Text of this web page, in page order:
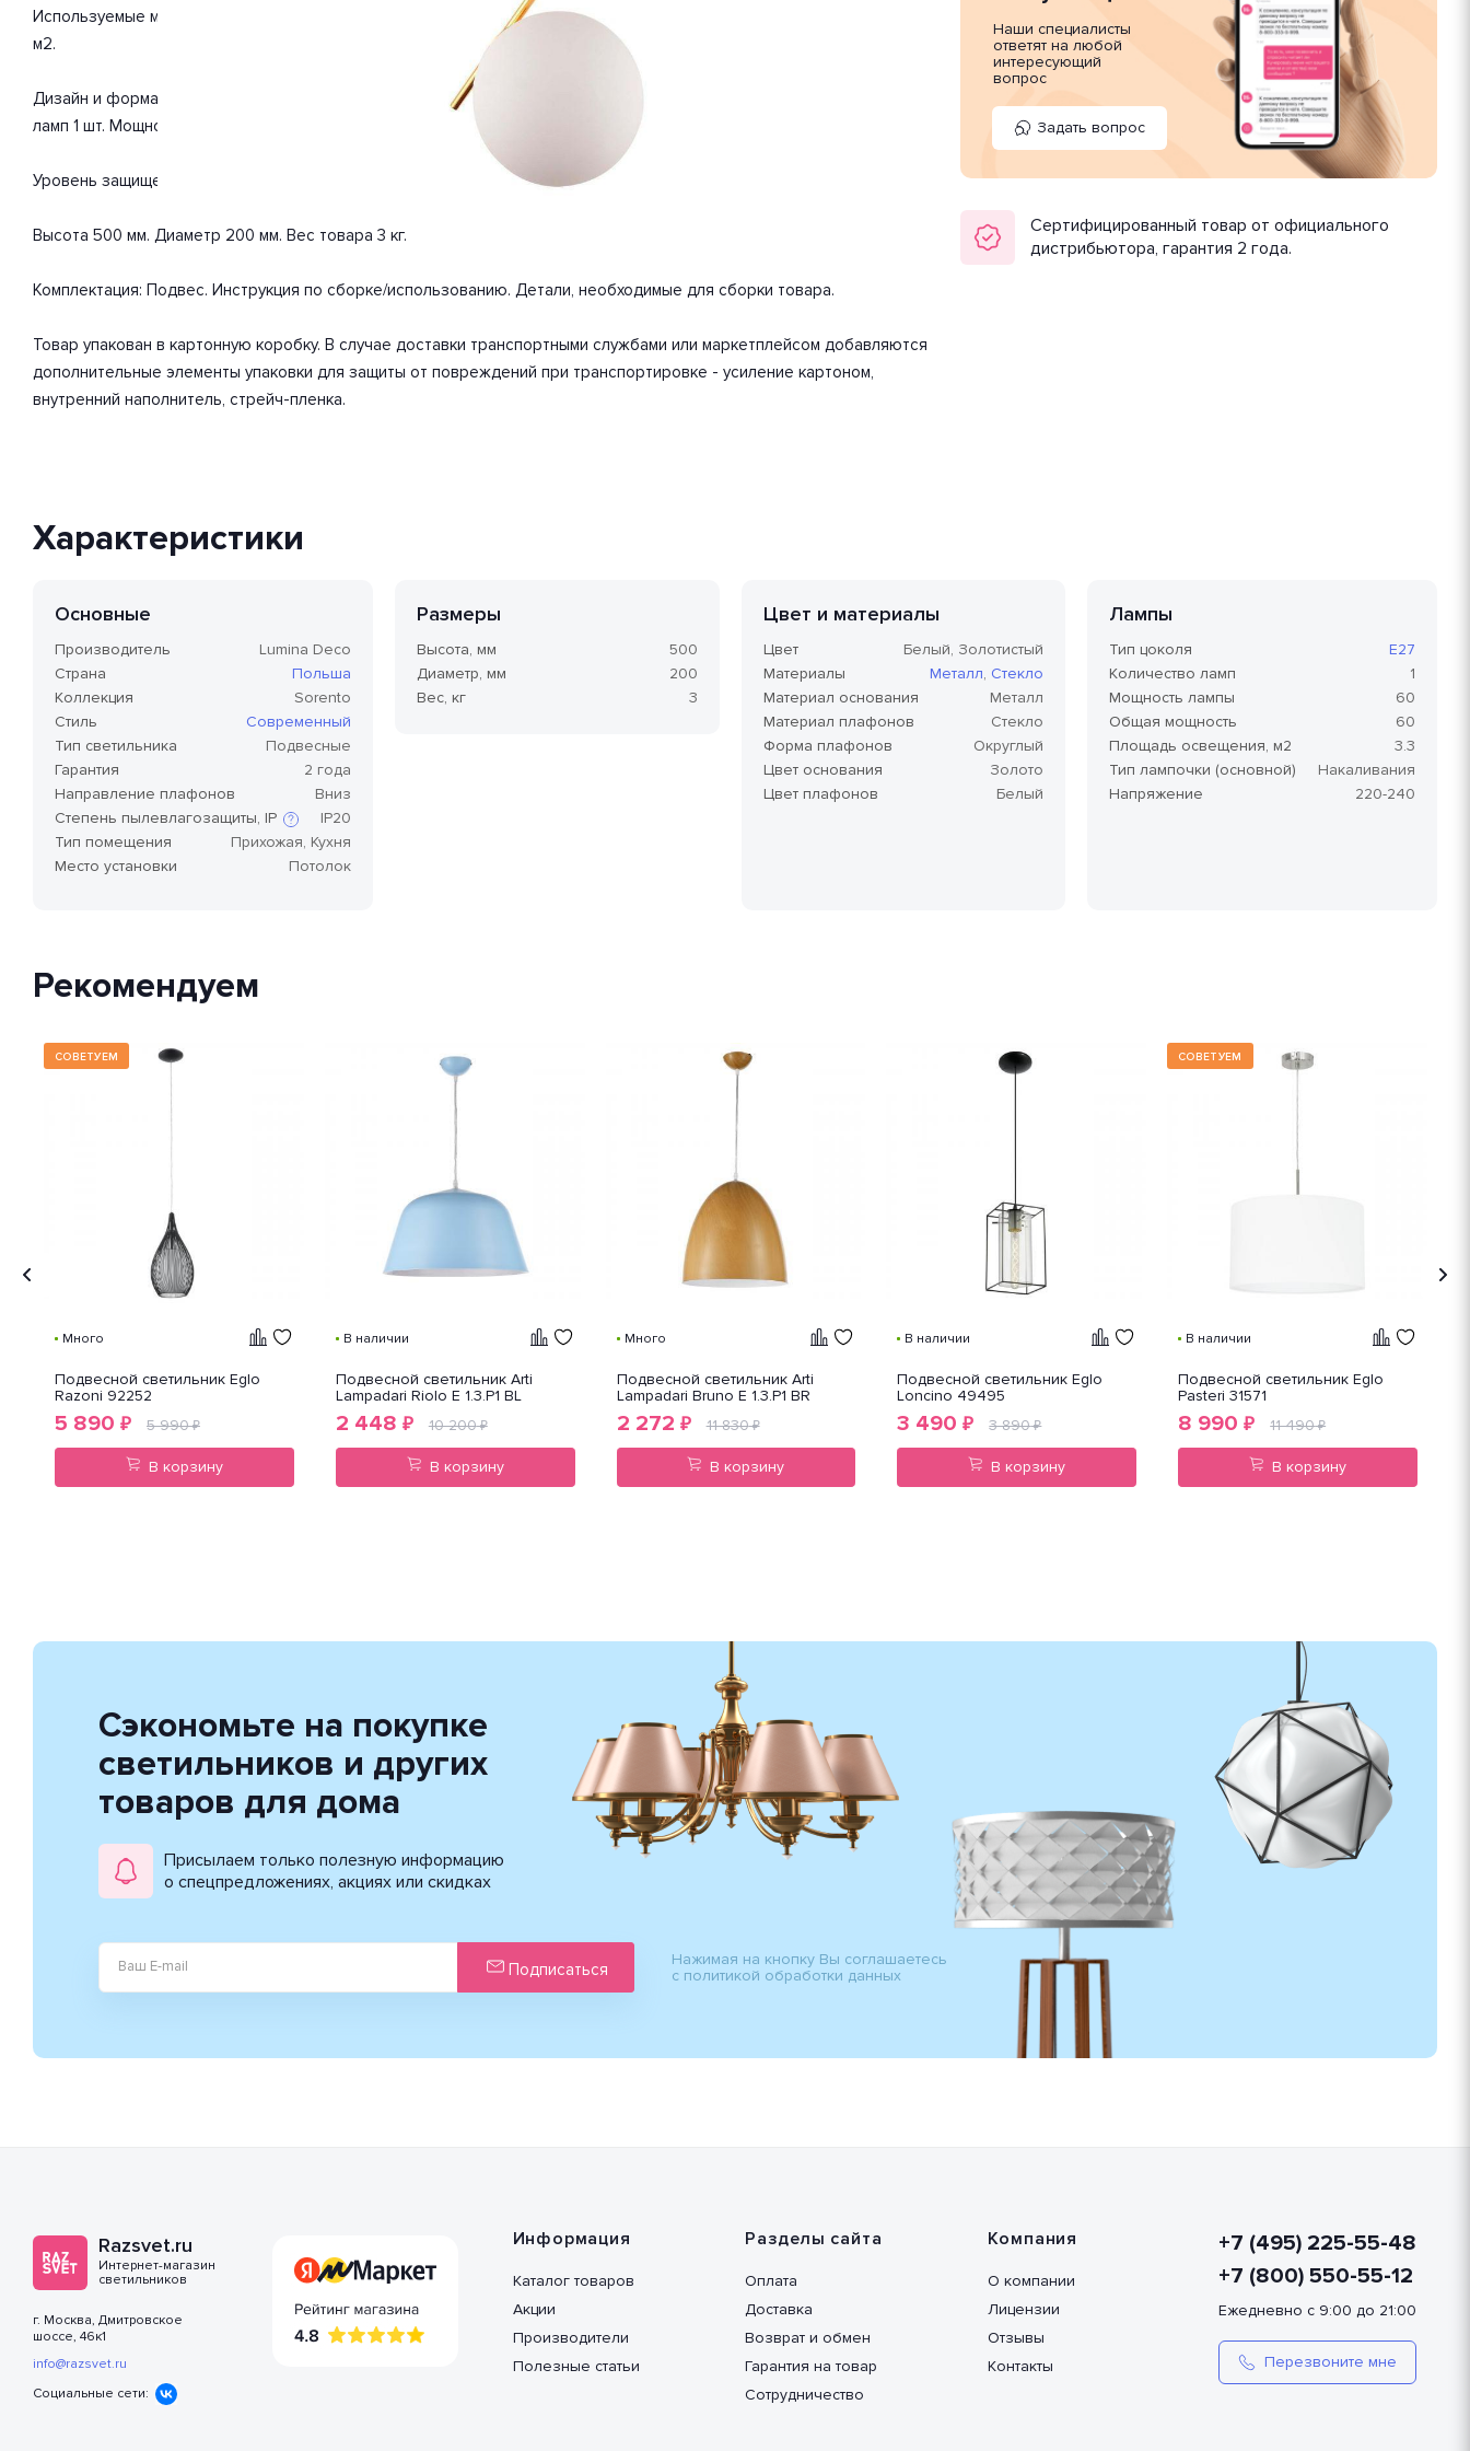
Используемые материалы: металл, стекло. С учетом технических характеристик мощности хватит для освещения 3.3
м2.
Дизайн и форма плафона округлый. Направление плафонов вниз. Цоколь E27. Вид ламп: накаливания. Количество
ламп 1 шт. Мощность одной лампы составляет 60 Вт. Общая мощность 60 Вт. Напряжение 220-240 Вольт.
Уровень защищенности от влаги и пыли IP20. Расширенная гарантия на товар 2 года.
Высота 500 мм. Диаметр 200 мм. Вес товара 3 кг.
Комплектация: Подвес. Инструкция по сборке/использованию. Детали, необходимые для сборки товара.
Товар упакован в картонную коробку. В случае доставки транспортными службами или маркетплейсом добавляются
дополнительные элементы упаковки для защиты от повреждений при транспортировке - усиление картоном,
внутренний наполнитель, стрейч-пленка.
Наши специалисты
ответят на любой
интересующий
вопрос
Задать вопрос
Сертифицированный товар от официального
дистрибьютора, гарантия 2 года.
Характеристики
Основные
Производитель
Lumina Deco
Страна
Польша
Коллекция
Sorento
Стиль
Современный
Тип светильника
Подвесные
Гарантия
2 года
Направление плафонов
Вниз
Степень пылевлагозащиты, IP
международный стандарт
классификации способов
нежелательных объектов и
IP20
Тип помещения
Прихожая, Кухня
Место установки
Потолок
Размеры
Высота, мм
500
Диаметр, мм
200
Вес, кг
3
Цвет и материалы
Цвет
Белый, Золотистый
Материалы
Металл, Стекло
Материал основания
Металл
Материал плафонов
Стекло
Форма плафонов
Округлый
Цвет основания
Золото
Цвет плафонов
Белый
Лампы
Тип цоколя
E27
Количество ламп
1
Мощность лампы
60
Общая мощность
60
Площадь освещения, м2
3.3
Тип лампочки (основной)
Накаливания
Напряжение
220-240
Рекомендуем
СОВЕТУЕМ
Много
Подвесной светильник Eglo
Razoni 92252
5 890 ₽ 5 990₽
В корзину
В наличии
Подвесной светильник Arti
Lampadari Riolo E 1.3.P1 BL
2 448 ₽ 10 200₽
В корзину
Много
Подвесной светильник Arti
Lampadari Bruno E 1.3.P1 BR
2 272 ₽ 11 830₽
В корзину
В наличии
Подвесной светильник Eglo
Loncino 49495
3 490 ₽ 3 890₽
В корзину
СОВЕТУЕМ
В наличии
Подвесной светильник Eglo
Pasteri 31571
8 990 ₽ 11 490₽
В корзину
Сэкономьте на покупке
светильников и других
товаров для дома
Присылаем только полезную информацию
о спецпредложениях, акциях или скидках
Подписаться
Нажимая на кнопку Вы соглашаетесь
с политикой обработки данных
Razsvet.ru
Интернет-магазин
светильников
г. Москва, Дмитровское
шоссе, 46к1
info@razsvet.ru
Социальные сети:
Информация
Каталог товаров
Акции
Производители
Полезные статьи
Разделы сайта
Оплата
Доставка
Возврат и обмен
Гарантия на товар
Сотрудничество
Компания
О компании
Лицензии
Отзывы
Контакты
+7 (495) 225-55-48
+7 (800) 550-55-12
Ежедневно с 9:00 до 21:00
Перезвоните мне